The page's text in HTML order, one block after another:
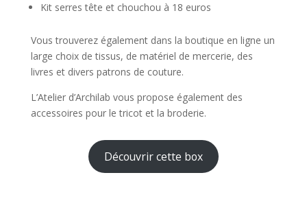
Kit serres tête et chouchou à 18 euros
Vous trouverez également dans la boutique en ligne un
large choix de tissus, de matériel de mercerie, des
livres et divers patrons de couture.
L’Atelier d’Archilab vous propose également des
accessoires pour le tricot et la broderie.
Découvrir cette box